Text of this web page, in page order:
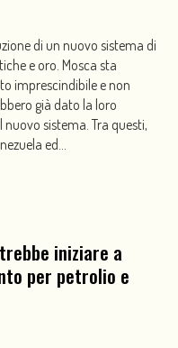
di un nuovo sistema di
e oro. Mosca sta
imprescindibile e non
già dato la loro
sistema. Tra questi,
ed...
iniziare a
per petrolio e